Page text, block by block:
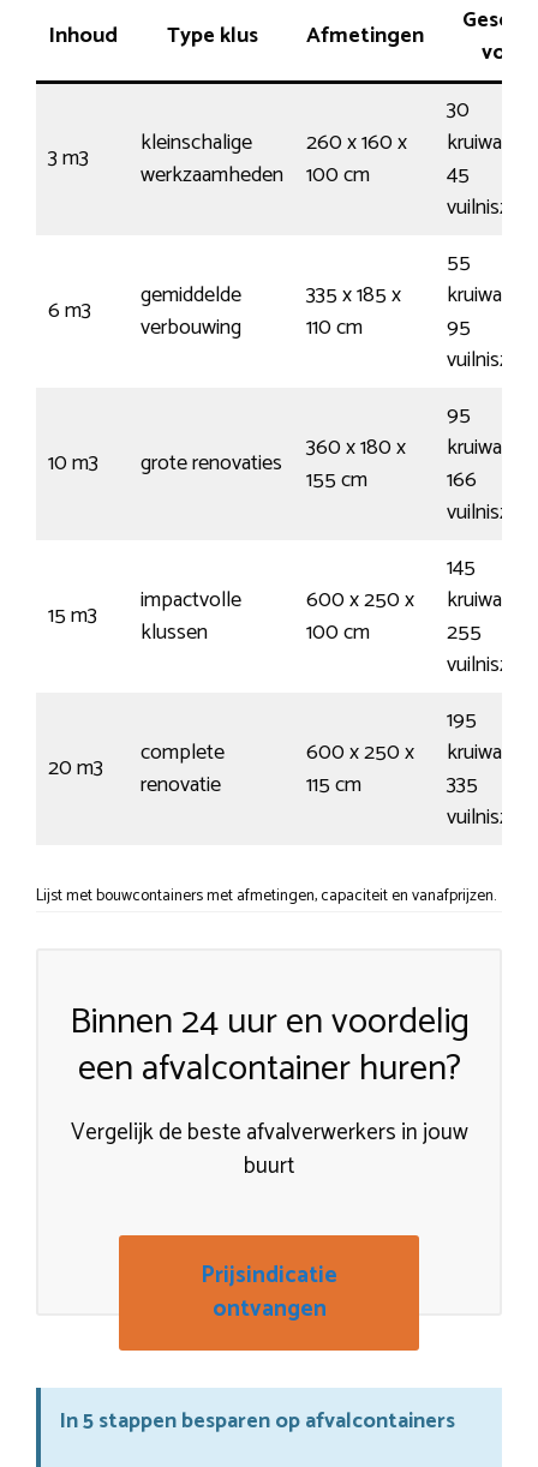
Inhoud Type klus Afmetingen
voor
3 m3
kleinschalige
werkzaamheden
260 x 160 x
100 cm
30
45
6 m3
gemiddelde
verbouwing
335 x 185 x
110 cm
55
95
10 m3 grote renovaties
360 x 180 x
155 cm
95
166
15 m3
impactvolle
klussen
600 x 250 x
100 cm
145
255
20 m3
complete
renovatie
600 x 250 x
115 cm
195
335
Lijst met bouwcontainers met afmetingen, capaciteit en vanafprijzen.
Binnen 24 uur en voordelig
een afvalcontainer huren?
Vergelijk de beste afvalverwerkers in jouw
buurt
Prijsindicatie
ontvangen
In 5 stappen besparen op afvalcontainers